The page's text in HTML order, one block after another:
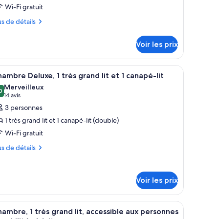
:
Wi-Fi gratuit
de détails
Voir les prix
blancs, un espace douche et des toilettes.Une chambre d’hôtel avec un grand lit, un
5 Deluxe, 1 très grand lit et 1 canapé-lit
sur 10
Merveilleux
14 avis
(14 avis)
3 personnes
1 très grand lit et 1 canapé-lit (double)
Wi-Fi gratuit
de détails
Voir les prix
grâce à de grandes fenêtres.
canapé, une table basse, une chaise et une lampe.
Une chambre d’hôtel comprenant un lit,
2
1 très grand lit, accessible aux personnes